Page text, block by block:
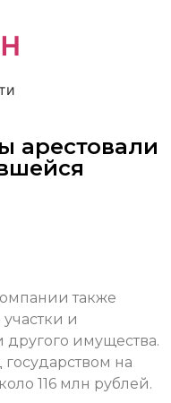
арестовали
также
и
другого имущества.
на
116 млн рублей.